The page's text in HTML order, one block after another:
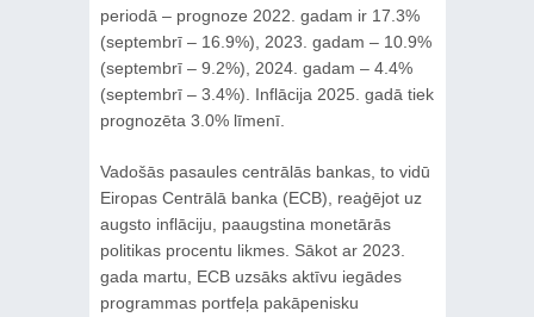
periodā – prognoze 2022. gadam ir 17.3%
(septembrī – 16.9%), 2023. gadam – 10.9%
(septembrī – 9.2%), 2024. gadam – 4.4%
(septembrī – 3.4%). Inflācija 2025. gadā tiek
prognozēta 3.0% līmenī.
Vadošās pasaules centrālās bankas, to vidū
Eiropas Centrālā banka (ECB), reaģējot uz
augsto inflāciju, paaugstina monetārās
politikas procentu likmes. Sākot ar 2023.
gada martu, ECB uzsāks aktīvu iegādes
programmas portfeļa pakāpenisku